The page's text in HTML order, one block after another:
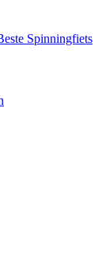
Spinningfiets